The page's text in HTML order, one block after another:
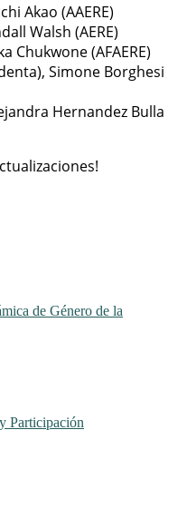
Akao (AAERE)
Walsh (AERE)
Chukwone (AFAERE)
Simone Borghesi
Hernandez Bulla
de Género de la
Participación